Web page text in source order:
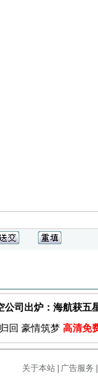
公司出炉：海航获五
回 豪情筑梦 高清免
关于本站| 广告服务